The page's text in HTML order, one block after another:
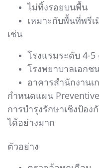
ไม่ทิ้งรอยบนพื้น
เหมาะกับพื้นที่พรีเ
เช่น
โรงแรมระดับ 4-5
โรงพยาบาลเอกช
อาคารสำนักงานเ
กำหนดแผน
การบำรุงรักษาเชิงป้อ
ได้อย่างมาก
ตัวอย่าง